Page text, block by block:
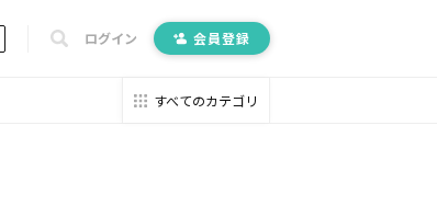
ログイン 会員登録
すべてのカテゴリ